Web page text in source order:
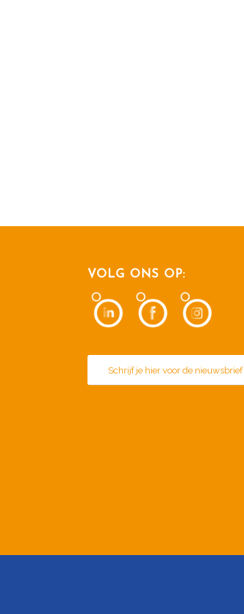
VOLG ONS OP:
Schrijf je hier voor de nieuwsbrief